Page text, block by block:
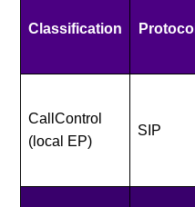
Classification Protocol
CallControl
(local EP)
SIP